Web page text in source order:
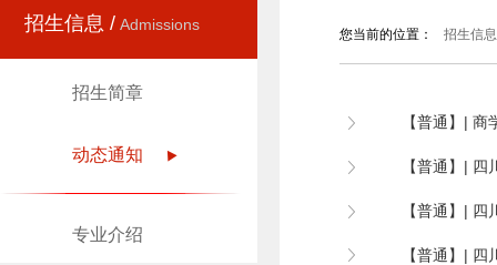
招生信息 / Admissions
招生简章
动态通知
专业介绍
您当前的位置： 招生信
【普通】| 商
【普通】| 四
【普通】| 四
【普通】| 四